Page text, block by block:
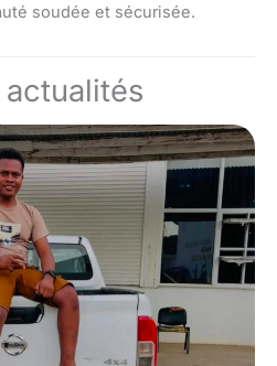
soudée et sécurisée.